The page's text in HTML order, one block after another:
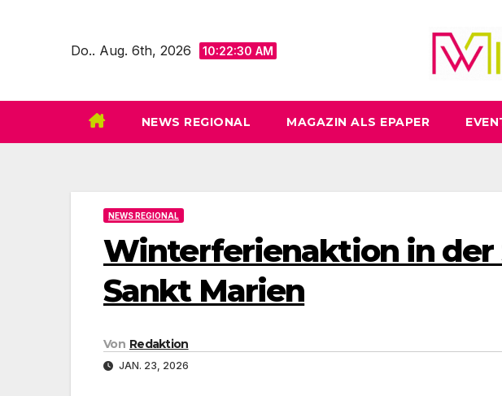
Do.. Aug. 6th, 2026 10:22:32 AM
NEWS REGIONAL MAGAZIN ALS EPAPER
NEWS REGIONAL
Winterferienaktion in der
Sankt Marien
Von Redaktion
JAN. 23, 2026